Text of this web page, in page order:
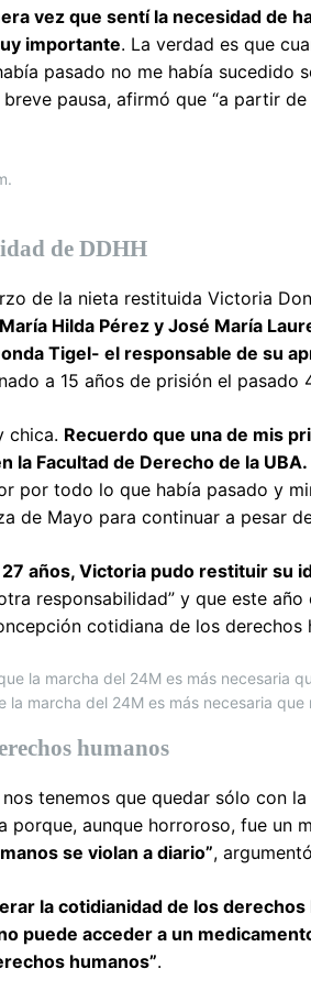
vez que sentí la necesidad de
importante. La verdad es que
pasado no me había
pausa, afirmó que “a partir
de DDHH
de la nieta restituida Victoria
Hilda Pérez y José María
Tigel- el responsable de su
a 15 años de prisión el pasado
chica. Recuerdo que una de mis
la Facultad de Derecho de la UBA.
por todo lo que había pasado y
de Mayo para continuar a pesar
años, Victoria pudo restituir su
responsabilidad” y que este
cotidiana de los derechos
marcha del 24M es más necesaria
humanos
tenemos que quedar sólo con
porque, aunque horroroso, fue un
se violan a diario”,
la cotidianidad de los
puede acceder a un
humanos”.